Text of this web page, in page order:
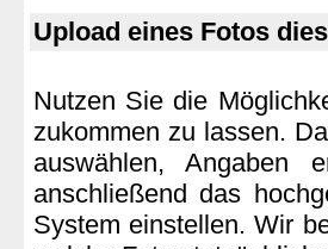
Upload eines Fotos
Nutzen Sie die
zukommen zu lassen.
auswählen, Angaben
anschließend das
System einstellen. Wir